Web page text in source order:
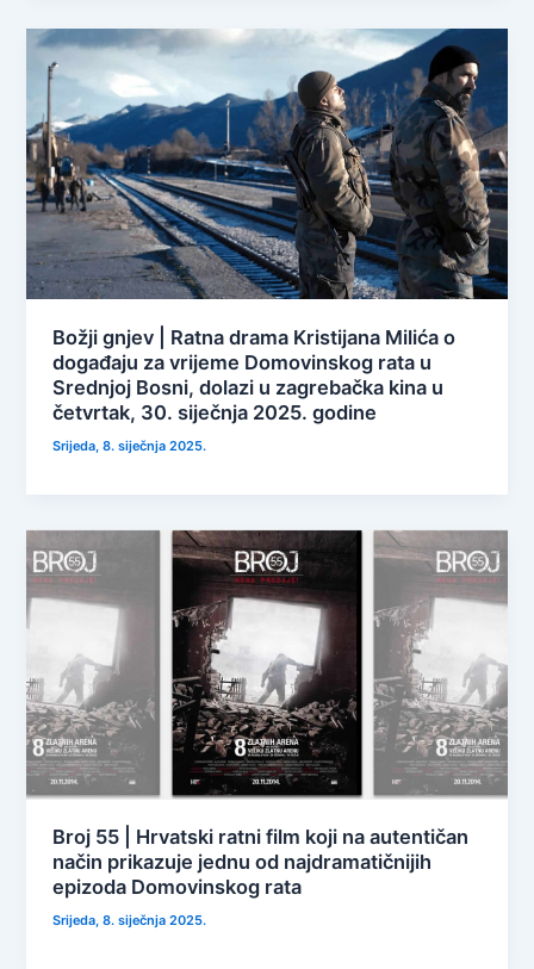
Božji gnjev | Ratna drama Kristijana Milića o
događaju za vrijeme Domovinskog rata u
Srednjoj Bosni, dolazi u zagrebačka kina u
četvrtak, 30. siječnja 2025. godine
Srijeda, 8. siječnja 2025.
Broj 55 | Hrvatski ratni film koji na autentičan
način prikazuje jednu od najdramatičnijih
epizoda Domovinskog rata
Srijeda, 8. siječnja 2025.